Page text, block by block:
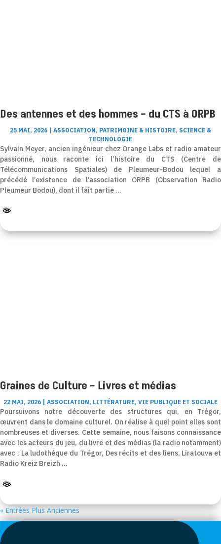
Des antennes et des hommes – du CTS à ORPB
25 MAI, 2026 | ASSOCIATION, PATRIMOINE & HISTOIRE, SCIENCE &
TECHNOLOGIE
Sylvain Meyer, ancien ingénieur chez Orange Labs et radio amateur
passionné, nous raconte ici l’histoire du CTS (Centre de
Télécommunications Spatiales) de Pleumeur-Bodou lequel a
précédé l’existence de l’association ORPB (Observation Radio
Pleumeur Bodou), dont il fait partie …
Graines de Culture – Livres et médias
22 MAI, 2026 ASSOCIATION, LITTÉRATURE, VIE PUBLIQUE ET SOCIALE
Poursuivons notre découverte des structures qui, en Trégor,
œuvrent dans le domaine culturel. On réalise à quel point elles sont
nombreuses et diverses. Cette semaine, nous faisons connaissance
avec les acteurs du jeu, du livre et des médias (la radio notamment)
avec : La ludothèque du Trégor, Des récits et des liens, Liratouva et
Radio Kreiz Breizh …
« Entrées Plus Anciennes